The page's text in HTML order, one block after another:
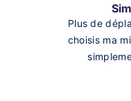
Plus de
choisis ma